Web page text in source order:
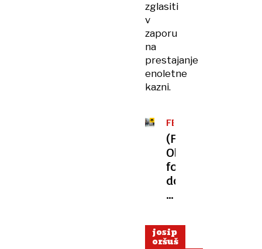
zglasiti
v
zaporu
na
prestajanje
enoletne
kazni.
FEMICID
(FOTO)
Objavili
fotografijo
domnevnega
morilca,
ga
tudi
josip
oršuš